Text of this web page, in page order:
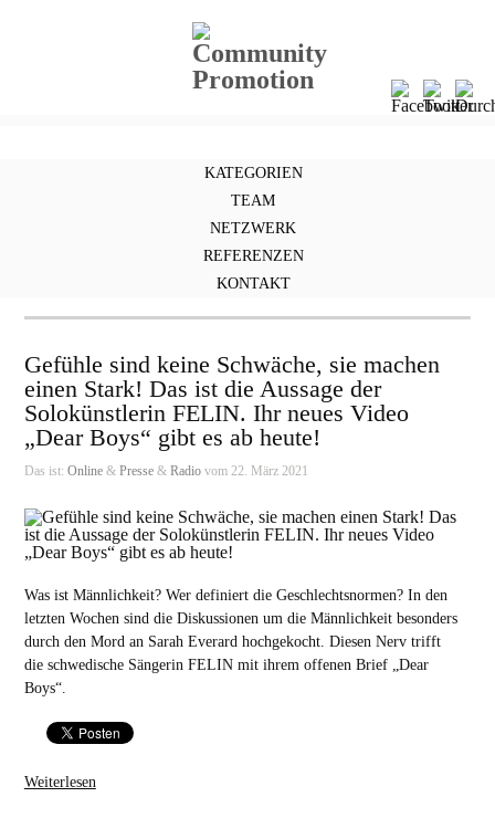
KATEGORIEN
TEAM
NETZWERK
REFERENZEN
KONTAKT
FELIN – Heroes & Villains
Gefühle sind keine Schwäche, sie machen
einen Stark! Das ist die Aussage der
Solokünstlerin FELIN. Ihr neues Video
„Dear Boys“ gibt es ab heute!
Das ist: Online& Presse& Radiovom 22. März 2021
Was ist Männlichkeit? Wer definiert die Geschlechtsnormen? In den
letzten Wochen sind die Diskussionen um die Männlichkeit besonders
durch den Mord an Sarah Everard hochgekocht. Diesen Nerv trifft
die schwedische Sängerin FELIN mit ihrem offenen Brief „Dear
Boys“.
Weiterlesen